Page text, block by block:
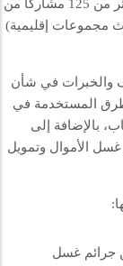
اغسطس 2019م. وشارك فيها أكثر من 125 مشاركا من
مجموعات إقليمية)
والخبرات في شأن
المستخدمة في
بالإضافة إلى
الأموال وتمويل
جرائم غسل